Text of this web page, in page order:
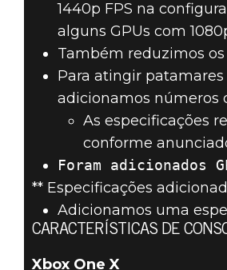
1440p FPS na
alguns GPUs com
Também reduzimos os
Para atingir
adicionamos números
As especificações
conforme
** Especificações
Adicionamos uma
CARACTERÍSTICAS DE
Xbox One X